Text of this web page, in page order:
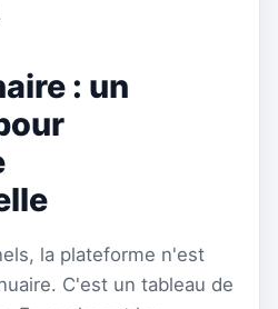
: un
la plateforme n'est
C'est un tableau de